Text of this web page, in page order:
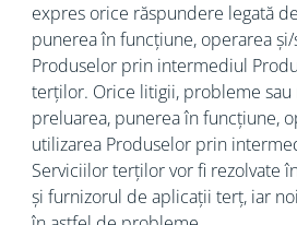
expres orice răspundere legată
punerea în funcțiune, operarea
Produselor prin intermediul
terților. Orice litigii, probleme sau
preluarea, punerea în funcțiune,
utilizarea Produselor prin
Serviciilor terților vor fi rezolvate
și furnizorul de aplicații terț, iar